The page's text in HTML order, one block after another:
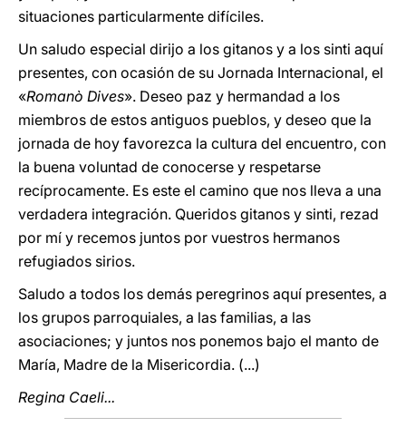
situaciones particularmente difíciles.
Un saludo especial dirijo a los gitanos y a los sinti aquí
presentes, con ocasión de su Jornada Internacional, el
«Romanò Dives». Deseo paz y hermandad a los
miembros de estos antiguos pueblos, y deseo que la
jornada de hoy favorezca la cultura del encuentro, con
la buena voluntad de conocerse y respetarse
recíprocamente. Es este el camino que nos lleva a una
verdadera integración. Queridos gitanos y sinti, rezad
por mí y recemos juntos por vuestros hermanos
refugiados sirios.
Saludo a todos los demás peregrinos aquí presentes, a
los grupos parroquiales, a las familias, a las
asociaciones; y juntos nos ponemos bajo el manto de
María, Madre de la Misericordia. (...)
Regina Caeli...